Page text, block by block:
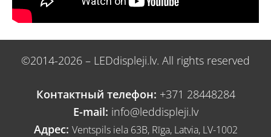
©2014-2026 – LEDdispleji.lv. All rights reserved
Контактный телефон: +371 28448284
E-mail: info@leddispleji.lv
Адрес: Ventspils iela 63B, Rīga, Latvia, LV-1002